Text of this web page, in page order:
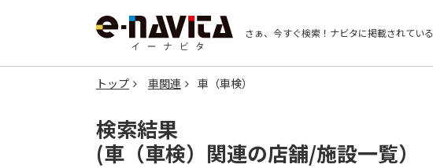
さぁ、今すぐ検索！ ナビタに掲載されている
トップ 車関連 車（車検）
検索結果
(車（車検）関連の店舗/施設一覧）